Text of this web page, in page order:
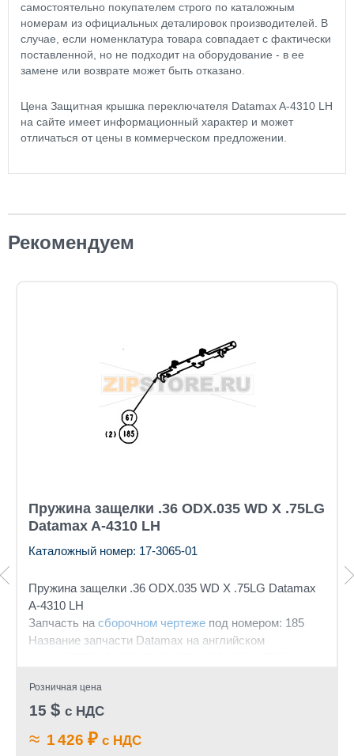
самостоятельно покупателем строго по каталожным
номерам из официальных деталировок производителей. В
случае, если номенклатура товара совпадает с фактически
поставленной, но не подходит на оборудование - в ее
замене или возврате может быть отказано.
Цена Защитная крышка переключателя Datamax A-4310 LH
на сайте имеет информационный характер и может
отличаться от цены в коммерческом предложении.
Рекомендуем
Пружина защелки .36 ODX.035 WD X .75LG
Datamax A-4310 LH
Каталожный номер: 17-3065-01
Пружина защелки .36 ODX.035 WD X .75LG Datamax
A-4310 LH
Запчасть на сборочном чертеже под номером: 185
Название запчасти Datamax на английском
Розничная цена
15 $ с НДС
≈ 1 426 ₽ с НДС